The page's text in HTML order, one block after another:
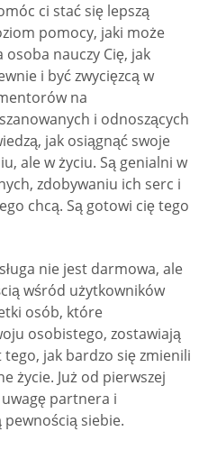
ci stać się lepszą
pomocy, jaki może
nauczy Cię, jak
i być zwycięzcą w
na
i odnoszących
jak osiągnąć swoje
ale w życiu. Są genialni w
zdobywaniu ich serc i
chcą. Są gotowi cię tego
nie jest darmowa, ale
wśród użytkowników
osób, które
osobistego, zostawiają
jak bardzo się zmienili
życie. Już od pierwszej
partnera i
siebie.